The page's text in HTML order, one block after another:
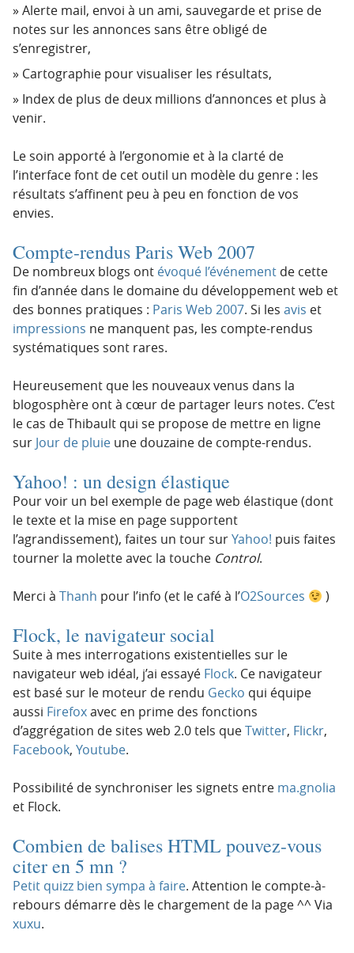
Alerte mail, envoi à un ami, sauvegarde et prise de
notes sur les annonces sans être obligé de
s’enregistrer,
Cartographie pour visualiser les résultats,
Index de plus de deux millions d’annonces et plus à
venir.
Le soin apporté à l’ergonomie et à la clarté de
l’interface font de cet outil un modèle du genre : les
résultats s’affinent peu à peu en fonction de vos
envies.
Compte-rendus Paris Web 2007
De nombreux blogs ont évoqué l’événement de cette
fin d’année dans le domaine du développement web et
des bonnes pratiques : Paris Web 2007. Si les avis et
impressions ne manquent pas, les compte-rendus
systématiques sont rares.
Heureusement que les nouveaux venus dans la
blogosphère ont à cœur de partager leurs notes. C’est
le cas de Thibault qui se propose de mettre en ligne
sur Jour de pluie une douzaine de compte-rendus.
Yahoo! : un design élastique
Pour voir un bel exemple de page web élastique (dont
le texte et la mise en page supportent
l’agrandissement), faites un tour surYahoo! puis faites
tourner la molette avec la touche Control.
Merci à Thanh pour l’info (et le café à l’O2Sources )
Flock, le navigateur social
Suite à mes interrogations existentielles sur le
navigateur web idéal, j’ai essayé Flock. Ce navigateur
est basé sur le moteur de rendu Gecko qui équipe
aussi Firefoxavec en prime des fonctions
d’aggrégation de sites web 2.0 tels queTwitter, Flickr,
Facebook, Youtube.
Possibilité de synchroniser les signets entre ma.gnolia
et Flock.
Combien de balises HTML pouvez-vous
citer en 5 mn ?
Petit quizz bien sympa à faire. Attention le compte-à-
rebours démarre dès le chargement de la page ^^ Via
xuxu.